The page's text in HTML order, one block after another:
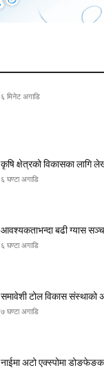
६ मिनेट अगाडि
कृषि क्षेत्रको विकासका लागि
६ घण्टा अगाडि
आवश्यकताभन्दा बढी ग्यास
६ घण्टा अगाडि
समावेशी टोल विकास संस्थाको
७ घण्टा अगाडि
नाईमा अटो एक्स्पोमा